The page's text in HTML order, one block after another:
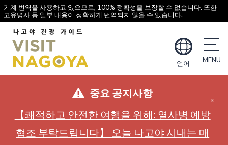
기계 번역을 사용하고 있으므로, 100% 정확성을 보장할 수 없습니다. 또한
고유명사 등 일부 내용이 정확하게 번역되지 않을 수 있습니다.
언어
중요 공지사항
【쾌적하고 안전한 여행을 위해: 열사병 예방
협조 부탁드립니다】 오늘 나고야 시내는 매